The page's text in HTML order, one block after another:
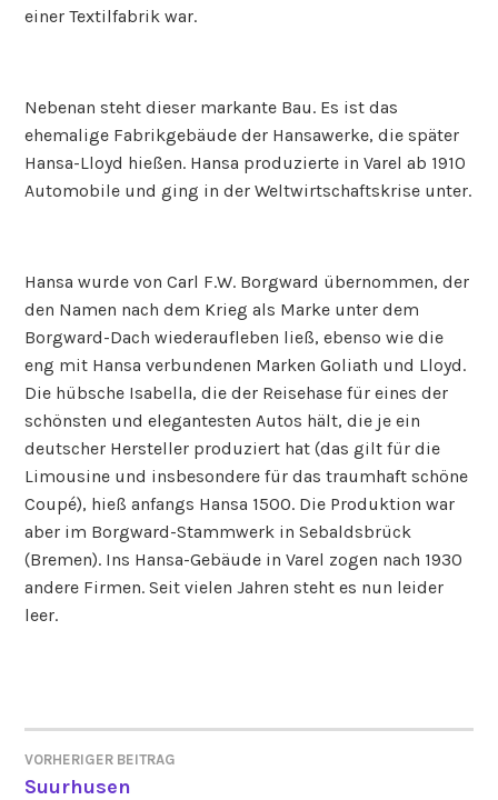
einer Textilfabrik war.
Nebenan steht dieser markante Bau. Es ist das
ehemalige Fabrikgebäude der Hansawerke, die später
Hansa-Lloyd hießen. Hansa produzierte in Varel ab 1910
Automobile und ging in der Weltwirtschaftskrise unter.
Hansa wurde von Carl F.W. Borgward übernommen, der
den Namen nach dem Krieg als Marke unter dem
Borgward-Dach wiederaufleben ließ, ebenso wie die
eng mit Hansa verbundenen Marken Goliath und Lloyd.
Die hübsche Isabella, die der Reisehase für eines der
schönsten und elegantesten Autos hält, die je ein
deutscher Hersteller produziert hat (das gilt für die
Limousine und insbesondere für das traumhaft schöne
Coupé), hieß anfangs Hansa 1500. Die Produktion war
aber im Borgward-Stammwerk in Sebaldsbrück
(Bremen). Ins Hansa-Gebäude in Varel zogen nach 1930
andere Firmen. Seit vielen Jahren steht es nun leider
leer.
BEITRAGSNAVIGATION
VORHERIGER BEITRAG
Suurhusen